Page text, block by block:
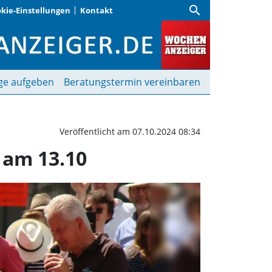
Einstellungen Kontakt search
Pascal-Kapp-Rallye-
aufgeben Beratungstermin vereinbaren
Veröffentlicht am 07.10.2024 08:34
13.10